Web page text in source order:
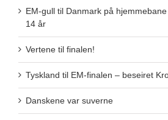
EM-gull til Danmark på
14 år
Vertene til finalen!
Tyskland til EM-finalen – beseiret
Danskene var suverne